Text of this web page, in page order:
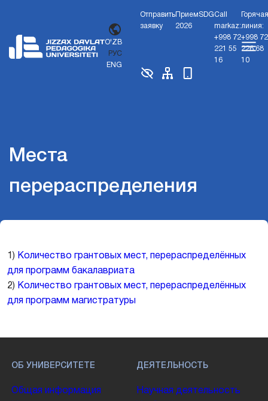
O'ZB
РУС
ENG
Отправить
заявку
Прием
2026
SDGCall
markaz:
+998 72
221 55
16
Горячая
линия:
+998 72
226 68
10
Места
перераспределения
1) Количество грантовых мест, перераспределённых
для программ бакалавриата
2) Количество грантовых мест, перераспределённых
для программ магистратуры
ОБ УНИВЕРСИТЕТЕ
Общая информация
ДЕЯТЕЛЬНОСТЬ
Научная деятельность